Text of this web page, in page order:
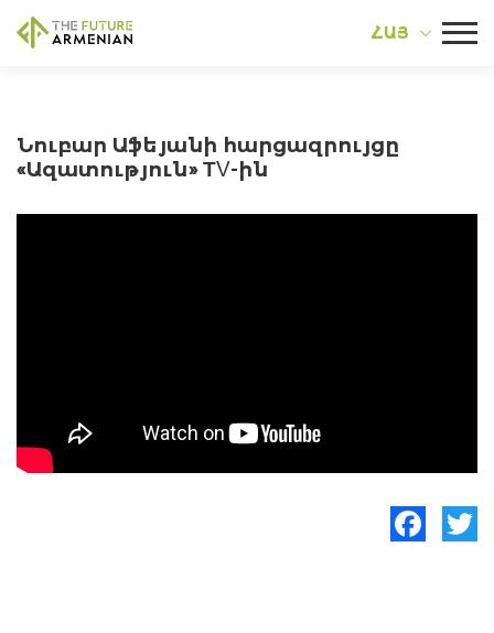
ՀԱՅ
Նուբար Աֆեյանի հարցազրույցը
«Ազատություն» ТV-ին